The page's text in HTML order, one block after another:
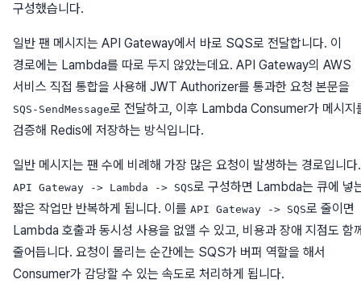
구성했습니다.
일반 팬 메시지는 API Gateway에서 바로 SQS로 전달합니다. 이
경로에는 Lambda를 따로 두지 않았는데요. API Gateway의 AWS
서비스 직접 통합을 사용해 JWT Authorizer를 통과한 요청 본문을
SQS-SendMessage로 전달하고, 이후 Lambda Consumer가 메시지
검증해 Redis에 저장하는 방식입니다.
일반 메시지는 팬 수에 비례해 가장 많은 요청이 발생하는 경로입니다.
API Gateway -> Lambda -> SQS로 구성하면 Lambda는 큐에 넣
짧은 작업만 반복하게 됩니다. 이를 API Gateway -> SQS로 줄이면
Lambda 호출과 동시성 사용을 없앨 수 있고, 비용과 장애 지점도 함
줄어듭니다. 요청이 몰리는 순간에는 SQS가 버퍼 역할을 해서
Consumer가 감당할 수 있는 속도로 처리하게 됩니다.